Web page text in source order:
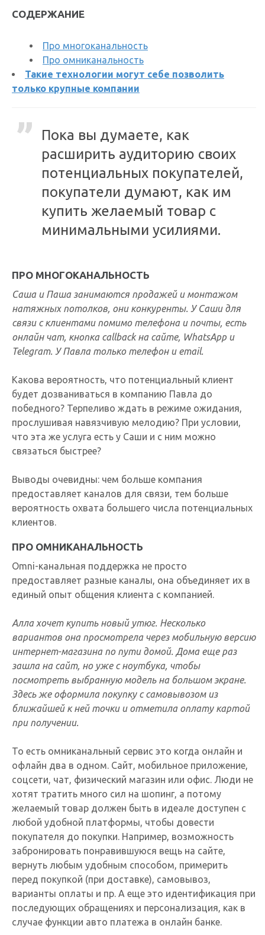
СОДЕРЖАНИЕ
Про многоканальность
Про омниканальность
Такие технологии могут себе позволить
только крупные компании
Пока вы думаете, как
расширить аудиторию своих
потенциальных покупателей,
покупатели думают, как им
купить желаемый товар с
минимальными усилиями.
ПРО МНОГОКАНАЛЬНОСТЬ
Саша и Паша занимаются продажей и монтажом
натяжных потолков, они конкуренты. У Саши для
связи с клиентами помимо телефона и почты, есть
онлайн чат, кнопка callback на сайте, WhatsApp и
Telegram. У Павла только телефон и email.
Какова вероятность, что потенциальный клиент
будет дозваниваться в компанию Павла до
победного? Терпеливо ждать в режиме ожидания,
прослушивая навязчивую мелодию? При условии,
что эта же услуга есть у Саши и с ним можно
связаться быстрее?
Выводы очевидны: чем больше компания
предоставляет каналов для связи, тем больше
вероятность охвата большего числа потенциальных
клиентов.
ПРО ОМНИКАНАЛЬНОСТЬ
Omni-канальная поддержка не просто
предоставляет разные каналы, она объединяет их в
единый опыт общения клиента с компанией.
Алла хочет купить новый утюг. Несколько
вариантов она просмотрела через мобильную версию
интернет-магазина по пути домой. Дома еще раз
зашла на сайт, но уже с ноутбука, чтобы
посмотреть выбранную модель на большом экране.
Здесь же оформила покупку с самовывозом из
ближайшей к ней точки и отметила оплату картой
при получении.
То есть омниканальный сервис это когда онлайн и
офлайн два в одном. Сайт, мобильное приложение,
соцсети, чат, физический магазин или офис. Люди не
хотят тратить много сил на шопинг, а потому
желаемый товар должен быть в идеале доступен с
любой удобной платформы, чтобы довести
покупателя до покупки. Например, возможность
забронировать понравившуюся вещь на сайте,
вернуть любым удобным способом, примерить
перед покупкой (при доставке), самовывоз,
варианты оплаты и пр. А еще это идентификация при
последующих обращениях и персонализация, как в
случае функции авто платежа в онлайн банке.